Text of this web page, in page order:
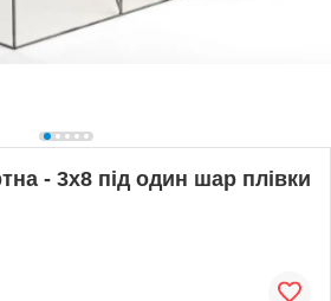
- 3х8 під один шар плівки